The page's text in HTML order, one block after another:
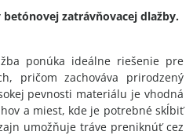
zatrávňovacej dlažby.
ponúka ideálne riešenie pre
pričom zachováva prirodzený
pevnosti materiálu je vhodná
a miest, kde je potrebné skĺbiť
umožňuje tráve preniknúť cez